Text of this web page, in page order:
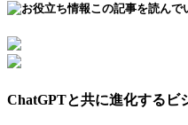
この記事を読んで
ChatGPTと共に進化するビ